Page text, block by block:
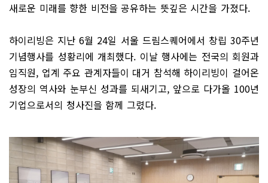
새로운 미래를 향한 비전을 공유하는 뜻깊은 시간을 가졌다.
하이리빙은 지난 6월 24일 서울 드림스퀘어에서 창립 30주년
기념행사를 성황리에 개최했다. 이날 행사에는 전국의 회원과
임직원, 업계 주요 관계자들이 대거 참석해 하이리빙이 걸어온
성장의 역사와 눈부신 성과를 되새기고, 앞으로 다가올 100년
기업으로서의 청사진을 함께 그렸다.